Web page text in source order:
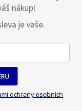
nákup!
je vaše.
ochrany osobních